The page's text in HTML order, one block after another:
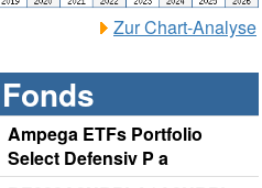
Zur Chart-Analyse
Ampega ETFs Portfolio
Select Defensiv P a